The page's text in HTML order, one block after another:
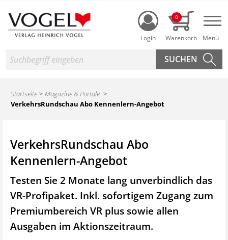
Login
0
Suche
Startseite
Magazine & Portale
VerkehrsRundschau Abo Kennenlern-Angebot
VerkehrsRundschau Abo
Kennenlern-Angebot
Testen Sie 2 Monate lang unverbindlich das
VR-Profipaket. Inkl. sofortigem Zugang zum
Premiumbereich VR plus sowie allen
Ausgaben im Aktionszeitraum.